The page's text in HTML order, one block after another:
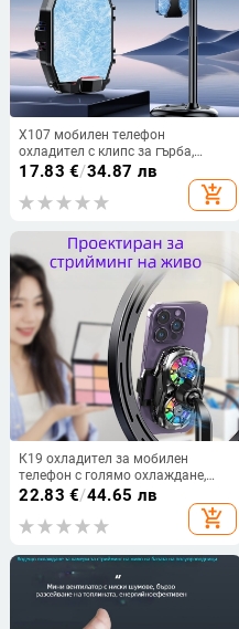
X107 мобилен телефон
охладител с клипс за гърба,
полупроводниково охлаждане с
цифров дисплей, 10 W, Type-C,
алуминиева сплав + ABS
17.83 €/34.87 лв
add_shopping_cart
К19 охладител за мобилен
телефон с голямо охлаждане,
RGB осветление, двойно
полупроводниково охлаждане,
стрийминг на живо, двойна
22.83 €/44.65 лв
add_shopping_cart